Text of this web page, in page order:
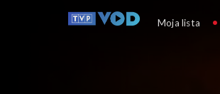
Moja lista